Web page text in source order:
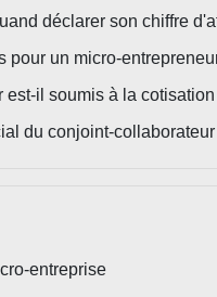
déclarer son chiffre
pour un micro-
est-il soumis à la
du conjoint-
entreprise